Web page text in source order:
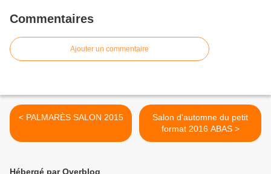
Commentaires
Ajouter un commentaire
< PALMARÈS SALON 2015
Salon d'automne du petit
format 2016 ABAS >
Hébergé par Overblog